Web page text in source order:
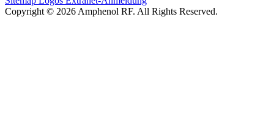
Copyright © 2026 Amphenol RF. All Rights Reserved.